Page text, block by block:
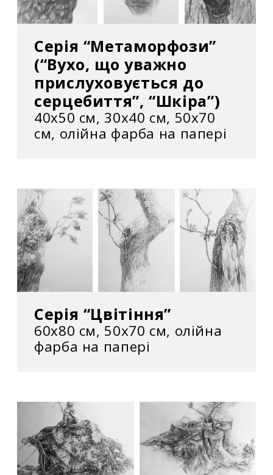
Серія “Метаморфози”
(“Вухо, що уважно
прислуховується до
серцебиття”, “Шкіра”)
40х50 см, 30х40 см, 50х70
см, олійна фарба на папері
Серія “Цвітіння”
60х80 см, 50х70 см, олійна
фарба на папері